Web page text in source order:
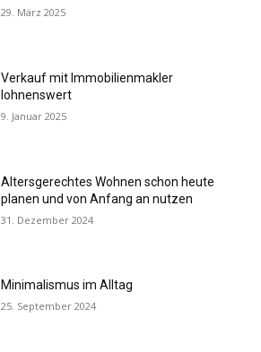
29. März 2025
Verkauf mit Immobilienmakler
lohnenswert
9. Januar 2025
Altersgerechtes Wohnen schon heute
planen und von Anfang an nutzen
31. Dezember 2024
Minimalismus im Alltag
25. September 2024